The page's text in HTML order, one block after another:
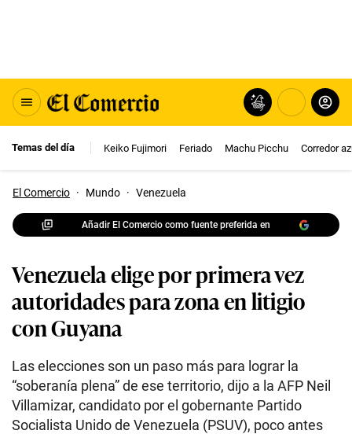
Temas del día Keiko Fujimori Feriado Machu Picchu Corredor
El Comercio · Mundo · Venezuela
Añadir El Comercio como fuente preferida en
Venezuela elige por primera vez
autoridades para zona en litigio
con Guyana
Las elecciones son un paso más para lograr la
“soberanía plena” de ese territorio, dijo a la AFP Neil
Villamizar, candidato por el gobernante Partido
Socialista Unido de Venezuela (PSUV), poco antes